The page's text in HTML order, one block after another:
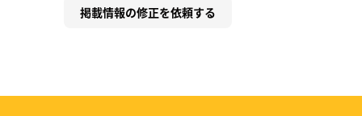
掲載情報の修正を依頼する